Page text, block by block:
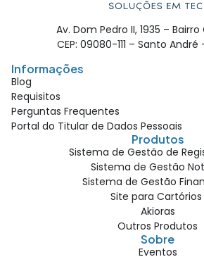
Av. Dom Pedro II, 1935 –
CEP: 09080-111 – Santo André
Informações
Blog
Requisitos
Perguntas Frequentes
Portal do Titular de Dados Pessoais
Produtos
Sistema de Gestão de
Sistema de Gestão
Sistema de Gestão
Site para Cartórios
Akioras
Outros Produtos
Sobre
Eventos